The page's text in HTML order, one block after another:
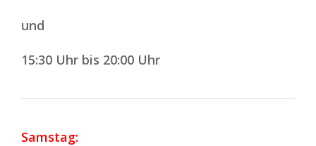
und
15:30 Uhr bis 20:00 Uhr
Samstag: